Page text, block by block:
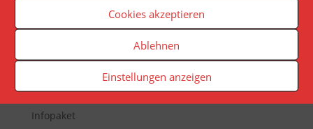
Cookies akzeptieren
Ablehnen
Einstellungen anzeigen
Veranstaltungen
App
Infopaket